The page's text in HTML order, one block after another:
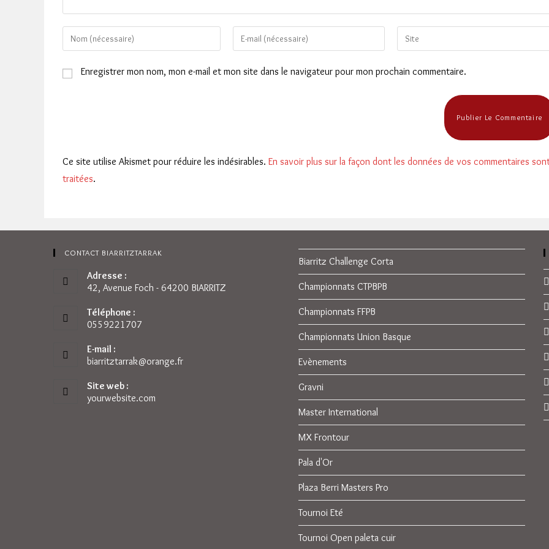
Enter
your
or
Enter
your
Saisir
l’URL
Enregistrer mon nom, mon e-mail et mon site dans le navigateur pour mon prochain commentaire.
Ce site utilise Akismet pour réduire les indésirables. En savoir plus sur la façon dont les données de vos commentaires
traitées.
CONTACT BIARRITZTARRAK
Adresse :
42, Avenue Foch - 64200 BIARRITZ
Téléphone :
0559221707
E-mail :
biarritztarrak@orange.frS’ouvre
Site web :
yourwebsite.com
Biarritz Challenge Corta
Championnats CTPBPB
Championnats FFPB
Championnats Union Basque
Evènements
Gravni
Master International
MX Frontour
Pala d'Or
Plaza Berri Masters Pro
Tournoi Eté
Tournoi Open paleta cuir